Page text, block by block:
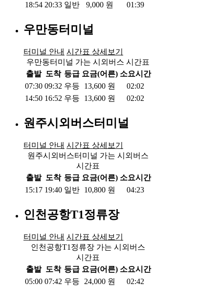
18:54 20:33 일반 9,000 원 01:39
우만동터미널
터미널 안내 시간표 상세보기
우만동터미널 가는 시외버스 시간표
출발 도착 등급 요금(어른) 소요시간
07:30 09:32 우등 13,600 원
02:02
14:50 16:52 우등 13,600 원 02:02
원주시외버스터미널
터미널 안내 시간표 상세보기
원주시외버스터미널 가는 시외버스
시간표
출발 도착 등급 요금(어른) 소요시간
15:17 19:40 일반 10,800 원 04:23
인천공항T1정류장
터미널 안내 시간표 상세보기
인천공항T1정류장 가는 시외버스
시간표
출발 도착 등급 요금(어른) 소요시간
05:00 07:42 우등 24,000 원
02:42